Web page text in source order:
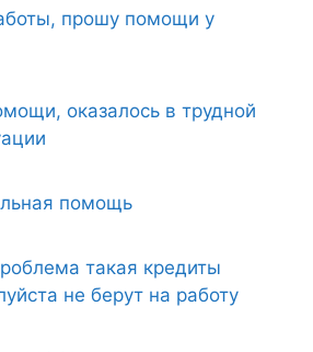
прошу помощи у
оказалось в трудной
помощь
такая кредиты
не берут на работу